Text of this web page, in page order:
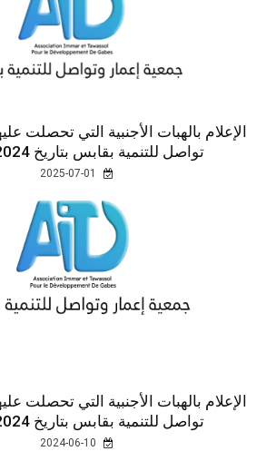
الإعلام بالهبات الأجنبية التي تحصلت
تواصل للتنمية بقابس بتاريخ 15/08/2024.
الإعلام بالهبات الأجنبية التي تحصلت
تواصل للتنمية بقابس بتاريخ 04/06/2024.